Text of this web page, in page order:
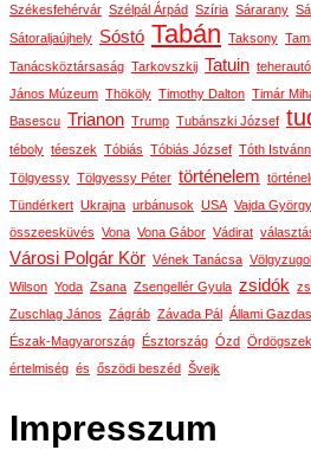
Székesfehérvár Szélpál Árpád Szíria Sárarany
Sátoraljaújhely Sóstó Tabán Taksony
Tanácsköztársaság Tarkovszkij Tatuin
János Múzeum Thököly Timothy Dalton Timár
Basescu Trianon Trump Tubánszki József
téboly téeszek Tóbiás Tóbiás József Tóth
Tölgyessy Tölgyessy Péter történelem
Tündérkert Ukrajna urbánusok USA Vajda György
összeesküvés Vona Vona Gábor Vádirat
Városi Polgár Kör Vének Tanácsa
Wilson Yoda Zsana Zsengellér Gyula zsidók
Zuschlag János Zágráb Závada Pál Állami
Észak-Magyarország Észtország Ózd
értelmiség és őszödi beszéd Švejk
Impresszum